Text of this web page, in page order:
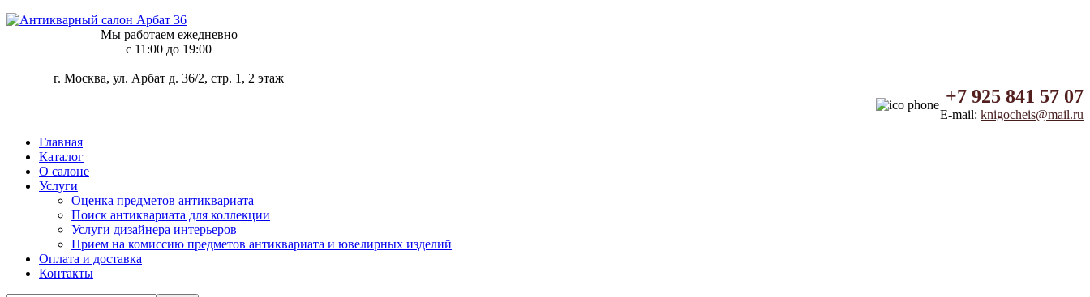
Мы работаем ежедневно
c 11:00 до 19:00
г. Москва, ул. Арбат д. 36/2, стр. 1, 2 этаж
+7 925 841 57 07
E-mail: knigocheis@mail.ru
Главная
Каталог
О салоне
Услуги
Оценка предметов антиквариата
Поиск антиквариата для коллекции
Услуги дизайнера интерьеров
Прием на комиссию предметов антиквариата и ювелирных изделий
Оплата и доставка
Контакты